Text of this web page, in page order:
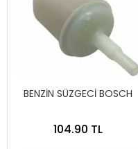
BENZİN SÜZGECİ BOSCH
104.90 TL